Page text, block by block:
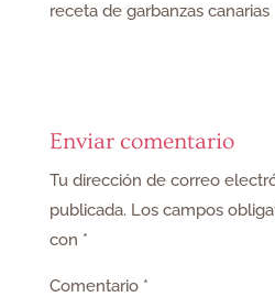
receta de garbanzas canarias
Enviar comentario
Tu dirección de correo
publicada. Los campos
con *
Comentario *